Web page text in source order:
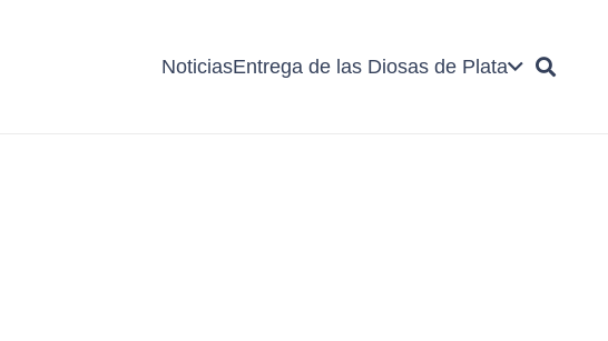
NoticiasEntrega de las Diosas de Plata